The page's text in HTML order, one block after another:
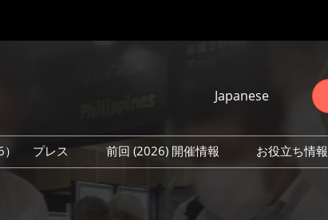
Japanese
English
简体中文
プレス
取材事前登録
前回 (2026) 開催情報
来場者数 (2026)
お役立ち情報